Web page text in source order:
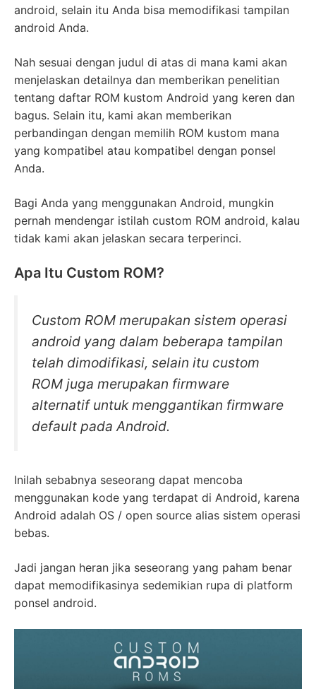
android, selain itu Anda bisa memodifikasi tampilan
android Anda.
Nah sesuai dengan judul di atas di mana kami akan
menjelaskan detailnya dan memberikan penelitian
tentang daftar ROM kustom Android yang keren dan
bagus. Selain itu, kami akan memberikan
perbandingan dengan memilih ROM kustom mana
yang kompatibel atau kompatibel dengan ponsel
Anda.
Bagi Anda yang menggunakan Android, mungkin
pernah mendengar istilah custom ROM android, kalau
tidak kami akan jelaskan secara terperinci.
Apa Itu Custom ROM?
Custom ROM merupakan sistem operasi
android yang dalam beberapa tampilan
telah dimodifikasi, selain itu custom
ROM juga merupakan firmware
alternatif untuk menggantikan firmware
default pada Android.
Inilah sebabnya seseorang dapat mencoba
menggunakan kode yang terdapat di Android, karena
Android adalah OS / open source alias sistem operasi
bebas.
Jadi jangan heran jika seseorang yang paham benar
dapat memodifikasinya sedemikian rupa di platform
ponsel android.